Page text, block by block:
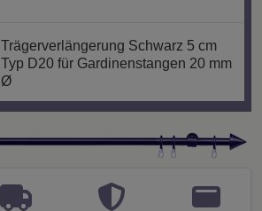
Trägerverlängerung Schwarz 5 cm
Typ D20 für Gardinenstangen 20 mm
Ø